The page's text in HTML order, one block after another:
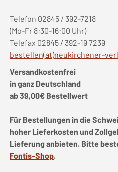
Telefon 02845 / 392-7218
(Mo-Fr 8:30-16:00 Uhr)
Telefax 02845 / 392-19 7239
bestellen(at)neukirchener-
Versandkostenfrei
in ganz Deutschland
ab 39,00€ Bestellwert
Für Bestellungen in die
hoher Lieferkosten und
Lieferung anbieten. Bitte
Fontis-Shop.